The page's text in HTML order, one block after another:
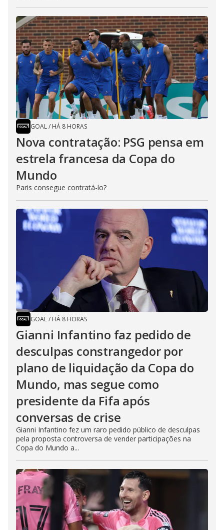
GOAL/ HÁ 8 HORAS
Nova contratação: PSG pensa em
estrela francesa da Copa do
Mundo
Paris consegue contratá-lo?
GOAL/ HÁ 8 HORAS
Gianni Infantino faz pedido de
desculpas constrangedor por
plano de liquidação da Copa do
Mundo, mas segue como
presidente da Fifa após
conversas de crise
Gianni Infantino fez um raro pedido público de desculpas
pela proposta controversa de vender participações na
Copa do Mundo a...